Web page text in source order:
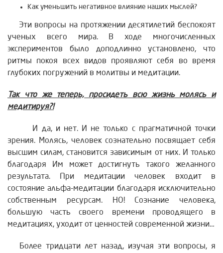
Как уменьшить негативное влияние наших мыслей?
Эти вопросы на протяжении десятилетий беспокоят
ученых всего мира. В ходе многочисленных
экспериментов было доподлинно установлено, что
ритмы покоя всех видов проявляют себя во время
глубоких погружений в молитвы и медитации.
Так что же теперь, просидеть всю жизнь молясь и
медитируя?!
И да, и нет. И не только с прагматичной точки
зрения. Молясь, человек сознательно посвящает себя
высшим силам, становится зависимым от них. И только
благодаря Им может достигнуть такого желанного
результата. При медитации человек входит в
состояние альфа-медитации благодаря исключительно
собственным ресурсам. НО! Сознание человека,
большую часть своего времени проводящего в
медитациях, уходит от ценностей современной жизни…
Более тридцати лет назад, изучая эти вопросы, я